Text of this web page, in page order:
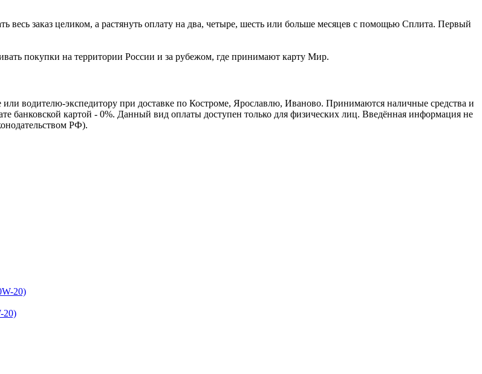
заказ целиком, а растянуть оплату на два, четыре, шесть или больше месяцев с помощью Сплита. Первый
покупки на территории России и за рубежом, где принимают карту Мир.
водителю-экспедитору при доставке по Костроме, Ярославлю, Иваново. Принимаются наличные средства и
банковской картой - 0%. Данный вид оплаты доступен только для физических лиц. Введённая информация не
РФ).
20)